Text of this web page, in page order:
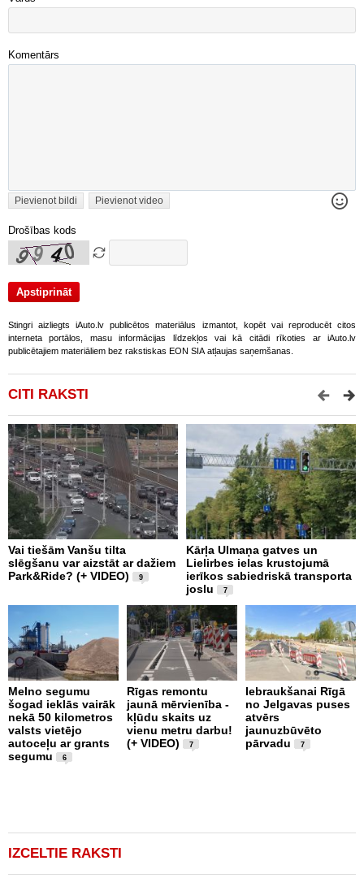
Komentārs
Pievienot bildi Pievienot video
Drošības kods
Stingri aizliegts iAuto.lv publicētos materiālus izmantot, kopēt vai reproducēt citos
interneta portālos, masu informācijas līdzekļos vai kā citādi rīkoties ar iAuto.lv
publicētajiem materiāliem bez rakstiskas EON SIA atļaujas saņemšanas.
CITI RAKSTI
Vai tiešām Vanšu tilta
slēgšanu var aizstāt ar dažiem
Park&Ride? (+ VIDEO)
9
Kārļa Ulmaņa gatves un
Lielirbes ielas krustojumā
ierīkos sabiedriskā transporta
joslu
7
Melno segumu
šogad ieklās vairāk
nekā 50 kilometros
valsts vietējo
autoceļu ar grants
segumu
6
Rīgas remontu
jaunā mērvienība -
kļūdu skaits uz
vienu metru darbu!
(+ VIDEO)
7
Iebraukšanai Rīgā
no Jelgavas puses
atvērs
jaunuzbūvēto
pārvadu
7
IZCELTIE RAKSTI